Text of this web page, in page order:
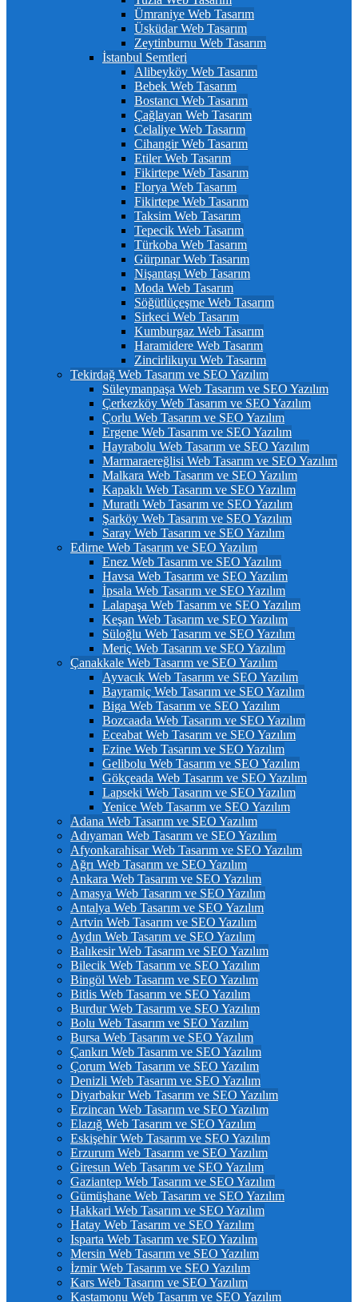
Ümraniye Web Tasarım
Üsküdar Web Tasarım
Zeytinburnu Web Tasarım
İstanbul Semtleri
Alibeyköy Web Tasarım
Bebek Web Tasarım
Bostancı Web Tasarım
Çağlayan Web Tasarım
Celaliye Web Tasarım
Cihangir Web Tasarım
Etiler Web Tasarım
Fikirtepe Web Tasarım
Florya Web Tasarım
Fikirtepe Web Tasarım
Taksim Web Tasarım
Tepecik Web Tasarım
Türkoba Web Tasarım
Gürpınar Web Tasarım
Nişantaşı Web Tasarım
Moda Web Tasarım
Söğütlüçeşme Web Tasarım
Sirkeci Web Tasarım
Kumburgaz Web Tasarım
Haramidere Web Tasarım
Zincirlikuyu Web Tasarım
Tekirdağ Web Tasarım ve SEO Yazılım
Süleymanpaşa Web Tasarım ve SEO Yazılım
Çerkezköy Web Tasarım ve SEO Yazılım
Çorlu Web Tasarım ve SEO Yazılım
Ergene Web Tasarım ve SEO Yazılım
Hayrabolu Web Tasarım ve SEO Yazılım
Marmaraereğlisi Web Tasarım ve SEO Yazılım
Malkara Web Tasarım ve SEO Yazılım
Kapaklı Web Tasarım ve SEO Yazılım
Muratlı Web Tasarım ve SEO Yazılım
Şarköy Web Tasarım ve SEO Yazılım
Saray Web Tasarım ve SEO Yazılım
Edirne Web Tasarım ve SEO Yazılım
Enez Web Tasarım ve SEO Yazılım
Havsa Web Tasarım ve SEO Yazılım
İpsala Web Tasarım ve SEO Yazılım
Lalapaşa Web Tasarım ve SEO Yazılım
Keşan Web Tasarım ve SEO Yazılım
Süloğlu Web Tasarım ve SEO Yazılım
Meriç Web Tasarım ve SEO Yazılım
Çanakkale Web Tasarım ve SEO Yazılım
Ayvacık Web Tasarım ve SEO Yazılım
Bayramiç Web Tasarım ve SEO Yazılım
Biga Web Tasarım ve SEO Yazılım
Bozcaada Web Tasarım ve SEO Yazılım
Eceabat Web Tasarım ve SEO Yazılım
Ezine Web Tasarım ve SEO Yazılım
Gelibolu Web Tasarım ve SEO Yazılım
Gökçeada Web Tasarım ve SEO Yazılım
Lapseki Web Tasarım ve SEO Yazılım
Yenice Web Tasarım ve SEO Yazılım
Adana Web Tasarım ve SEO Yazılım
Adıyaman Web Tasarım ve SEO Yazılım
Afyonkarahisar Web Tasarım ve SEO Yazılım
Ağrı Web Tasarım ve SEO Yazılım
Ankara Web Tasarım ve SEO Yazılım
Amasya Web Tasarım ve SEO Yazılım
Antalya Web Tasarım ve SEO Yazılım
Artvin Web Tasarım ve SEO Yazılım
Aydın Web Tasarım ve SEO Yazılım
Balıkesir Web Tasarım ve SEO Yazılım
Bilecik Web Tasarım ve SEO Yazılım
Bingöl Web Tasarım ve SEO Yazılım
Bitlis Web Tasarım ve SEO Yazılım
Burdur Web Tasarım ve SEO Yazılım
Bolu Web Tasarım ve SEO Yazılım
Bursa Web Tasarım ve SEO Yazılım
Çankırı Web Tasarım ve SEO Yazılım
Çorum Web Tasarım ve SEO Yazılım
Denizli Web Tasarım ve SEO Yazılım
Diyarbakır Web Tasarım ve SEO Yazılım
Erzincan Web Tasarım ve SEO Yazılım
Elazığ Web Tasarım ve SEO Yazılım
Eskişehir Web Tasarım ve SEO Yazılım
Erzurum Web Tasarım ve SEO Yazılım
Giresun Web Tasarım ve SEO Yazılım
Gaziantep Web Tasarım ve SEO Yazılım
Gümüşhane Web Tasarım ve SEO Yazılım
Hakkari Web Tasarım ve SEO Yazılım
Hatay Web Tasarım ve SEO Yazılım
Isparta Web Tasarım ve SEO Yazılım
Mersin Web Tasarım ve SEO Yazılım
İzmir Web Tasarım ve SEO Yazılım
Kars Web Tasarım ve SEO Yazılım
Kastamonu Web Tasarım ve SEO Yazılım